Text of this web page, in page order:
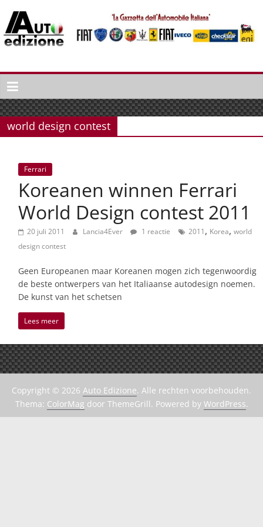
naar
inhoud
Auto
Edizione
La
Gazetta
dell'Automobile
Italiaans
autonieuws
lifestyle
world design contest
Ferrari
Koreanen winnen Ferrari
World Design contest 2011
20 juli 2011 Lancia4Ever 1 reactie 2011, Korea, world
design contest
Geen Europeanen maar Koreanen mogen zich tegenwoordig
de beste ontwerpers van het Italiaanse autodesign noemen.
De kunst van het schetsen
Lees meer
Copyright © 2026 Auto Edizione. Alle rechten voorbehouden.
Thema: ColorMag door ThemeGrill. Powered by WordPress.